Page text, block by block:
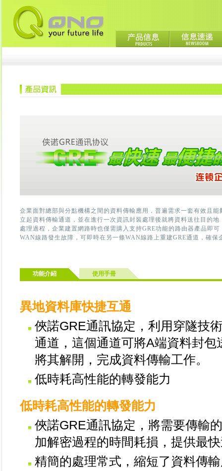
企業面對總部與分點機構之間的資料傳輸應用，普遍需求一套有效且
立起資料傳輸通道，並在進行一次資訊封裝處理後就將資料送往目的
處理過程，企業建置網路時也僅需購入支持GRE功能的路由器產品即
WAN線路發生故障，可即時在另一條WAN線路上重建GRE通道，確
功能介紹 使用手冊
異地資料庫快捷互通
俠諾GRE通訊協定，利用穿隧技
通道，這個通道可將A端資料封
將其解開，完成資料傳輸工作。
低時耗高性能的轉發能力
低時耗高性能的轉發能力
俠諾GRE通訊協定，將需要傳輸
加解密過程的時間耗損，提供最
精簡的處理常式，縮短了資料傳